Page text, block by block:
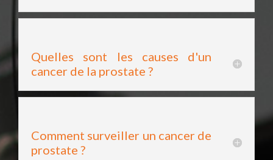
Quelles sont les causes d'un
cancer de la prostate ?
Comment surveiller un cancer de
prostate ?